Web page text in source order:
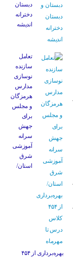
دبستان
دخترانه
اندیشه
تعامل
سازنده
نوسازی
مدارس
هرمزگان
و مجلس
برای
جهش
سرانه
آموزشی
شرق
استان/
بهره‌برداری از ۴۵۴